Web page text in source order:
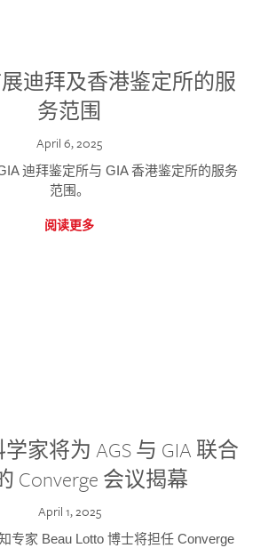
展迪拜及香港鉴定所的服
务范围
April 6, 2025
迪拜鉴定所与 GIA 香港鉴定所的服务
范围。
阅读更多
家将为 AGS 与 GIA 联合
Converge 会议揭幕
April 1, 2025
专家 Beau Lotto 博士将担任 Converge